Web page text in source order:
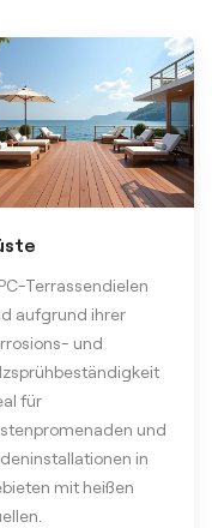
Terrassendielen
aufgrund ihrer
und
für
und
in
mit heißen